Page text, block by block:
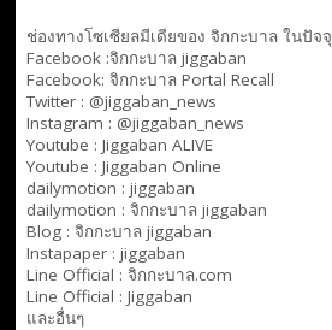
ช่องทางโซเซียลมีเดียของ จิกกะบาล ในปัจ
Facebook :จิกกะบาล jiggaban
Facebook: จิกกะบาล Portal Recall
Twitter : @jiggaban_news
Instagram : @jiggaban_news
Youtube : Jiggaban ALIVE
Youtube : Jiggaban Online
dailymotion : jiggaban
dailymotion : จิกกะบาล jiggaban
Blog : จิกกะบาล jiggaban
Instapaper : jiggaban
Line Official : จิกกะบาล.com
Line Official : Jiggaban
และอื่นๆ